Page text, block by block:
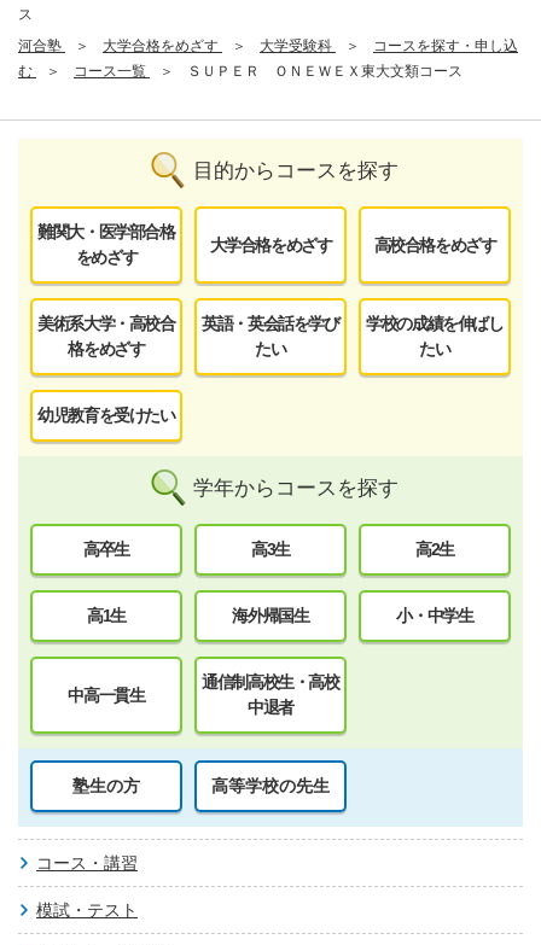
ス
河合塾
大学合格をめざす 大学受験科
コースを探す・申し込
む
コース一覧 ＳＵＰＥＲ ＯＮＥＷＥＸ東大文類コース
目的からコースを探す
難関大・医学部合格
をめざす
大学合格をめざす 高校合格をめざす
美術系大学・高校合
格をめざす
英語・英会話を学び
たい
学校の成績を伸ばし
たい
幼児教育を受けたい
学年からコースを探す
高卒生 高3生 高2生
高1生 海外帰国生 小・中学生
中高一貫生
通信制高校生・高校
中退者
塾生の方 高等学校の先生
コース・講習
模試・テスト